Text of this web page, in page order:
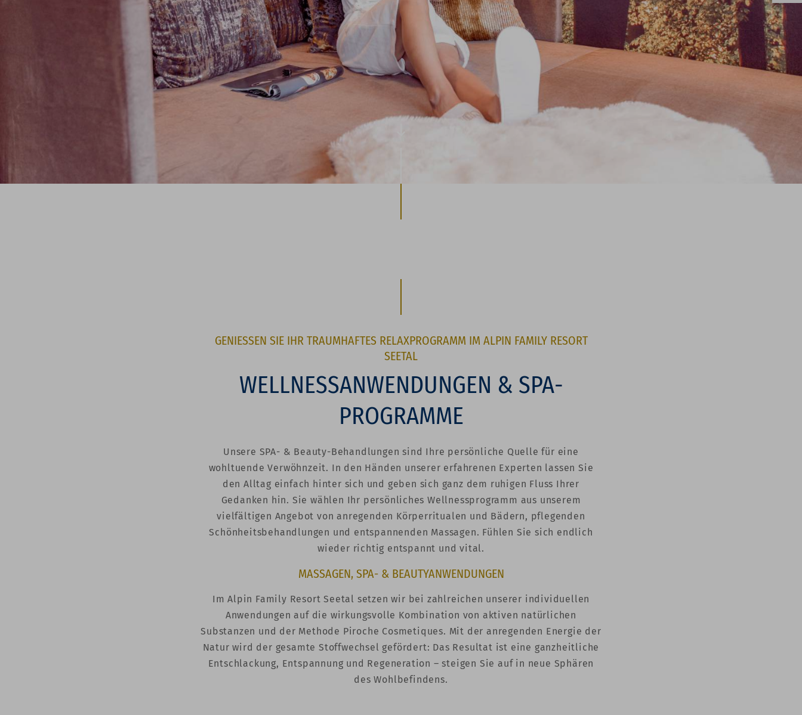
GENIESSEN SIE IHR TRAUMHAFTES RELAXPROGRAMM IM ALPIN FAMILY RESORT S
EETAL
WELLNESSANWENDUNGEN & SPA-
PROGRAMME
Unsere SPA- & Beauty-Behandlungen sind Ihre persönliche Quelle für eine
wohltuende Verwöhnzeit. In den Händen unserer erfahrenen Experten lassen Sie
den Alltag einfach hinter sich und geben sich ganz dem ruhigen Fluss Ihrer
Gedanken hin. Sie wählen Ihr persönliches Wellnessprogramm aus unserem
vielfältigen Angebot von anregenden Körperritualen und Bädern, pflegenden
Schönheitsbehandlungen und entspannenden Massagen. Fühlen Sie sich endlich
wieder richtig entspannt und vital.
MASSAGEN, SPA- & BEAUTYANWENDUNGEN
Im Alpin Family Resort Seetal setzen wir bei zahlreichen unserer individuellen
Anwendungen auf die wirkungsvolle Kombination von aktiven natürlichen
Substanzen und der Methode Piroche Cosmetiques. Mit der anregenden Energie der
Natur wird der gesamte Stoffwechsel gefördert: Das Resultat ist eine ganzheitliche
Entschlackung, Entspannung und Regeneration – steigen Sie auf in neue Sphären
des Wohlbefindens.